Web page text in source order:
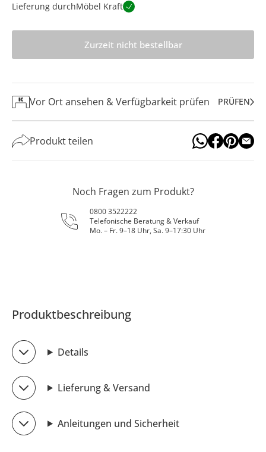
Lieferung durchMöbel Kraft
Zurzeit nicht bestellbar
Vor Ort ansehen & Verfügbarkeit prüfen PRÜFEN
Produkt teilen
Noch Fragen zum Produkt?
0800 3522222
Telefonische Beratung & Verkauf
Mo. – Fr. 9–18 Uhr, Sa. 9–17:30 Uhr
Produktbeschreibung
Details
Lieferung & Versand
Anleitungen und Sicherheit